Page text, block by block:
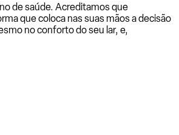
de saúde. Acreditamos que
que coloca nas suas mãos a decisão
no conforto do seu lar, e,